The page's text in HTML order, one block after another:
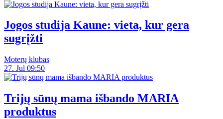
Jogos studija Kaune: vieta, kur gera
sugrįžti
Moterų klubas
27. Jul 09:50
Trijų sūnų mama išbando MARIA
produktus